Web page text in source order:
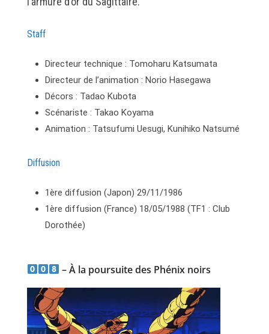
Staff
Directeur technique : Tomoharu Katsumata
Directeur de l’animation : Norio Hasegawa
Décors : Tadao Kubota
Scénariste : Takao Koyama
Animation : Tatsufumi Uesugi, Kunihiko Natsumé
Diffusion
1ère diffusion (Japon) 29/11/1986
1ère diffusion (France) 18/05/1988 (TF1 : Club
Dorothée)
– À la poursuite des Phénix noirs